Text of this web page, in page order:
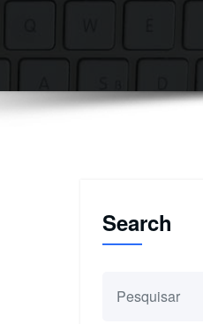
Search